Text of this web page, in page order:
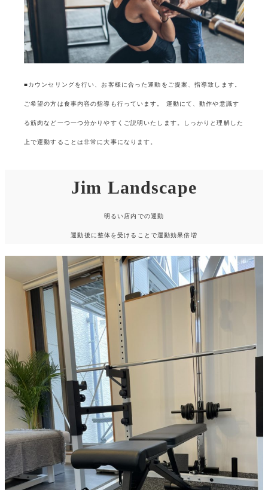
■カウンセリングを行い、お客様に合った運動をご提案、指導致します。
ご希望の方は食事内容の指導も行っています。 運動にて、動作や意識す
る筋肉など一つ一つ分かりやすくご説明いたします。しっかりと理解した
上で運動することは非常に大事になります。
Jim Landscape
明るい店内での運動
運動後に整体を受けることで運動効果倍増